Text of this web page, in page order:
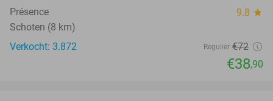
Présence 9.8 star
Schoten (8 km)
Verkocht: 3.872
Regulier €72
€38,90